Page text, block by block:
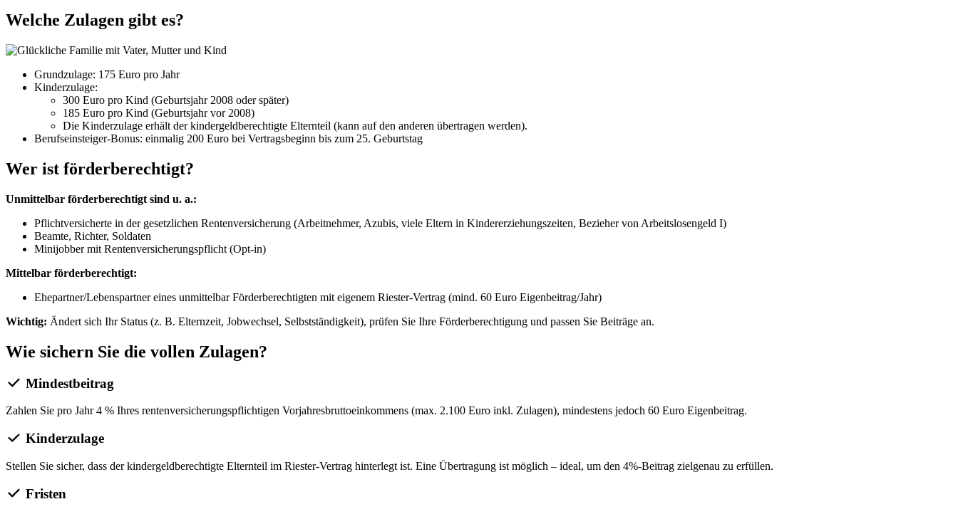
Welche Zulagen gibt es?
Grundzulage: 175 Euro pro Jahr
Kinderzulage:
300 Euro pro Kind (Geburtsjahr 2008 oder später)
185 Euro pro Kind (Geburtsjahr vor 2008)
Die Kinderzulage erhält der kindergeldberechtigte Elternteil (kann auf den anderen übertragen werden).
Berufseinsteiger-Bonus: einmalig 200 Euro bei Vertragsbeginn bis zum 25. Geburtstag
Wer ist förderberechtigt?
Unmittelbar förderberechtigt sind u. a.:
Pflichtversicherte in der gesetzlichen Rentenversicherung (Arbeitnehmer, Azubis, viele Eltern in Kindererziehungszeiten, Bezieher von Arbeitslosengeld I)
Beamte, Richter, Soldaten
Minijobber mit Rentenversicherungspflicht (Opt-in)
Mittelbar förderberechtigt:
Ehepartner/Lebenspartner eines unmittelbar Förderberechtigten mit eigenem Riester-Vertrag (mind. 60 Euro Eigenbeitrag/Jahr)
Wichtig: Ändert sich Ihr Status (z. B. Elternzeit, Jobwechsel, Selbstständigkeit), prüfen Sie Ihre Förderberechtigung und passen Sie Beiträge an.
Wie sichern Sie die vollen Zulagen?
Mindestbeitrag
Zahlen Sie pro Jahr 4 % Ihres rentenversicherungspflichtigen Vorjahresbruttoeinkommens (max. 2.100 Euro inkl. Zulagen), mindestens jedoch 60 Euro Eigenbeitrag.
Kinderzulage
Stellen Sie sicher, dass der kindergeldberechtigte Elternteil im Riester-Vertrag hinterlegt ist. Eine Übertragung ist möglich – ideal, um den 4%-Beitrag zielgenau zu erfüllen.
Fristen